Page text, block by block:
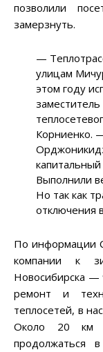
позволили
замерзнуть.
—
улицам
этом году
Корниенко.
Выполнили
Но так как
отключения
По информации
компании к
Новосибирска —
ремонт и
теплосетей, в
Около 20 км
продолжаться